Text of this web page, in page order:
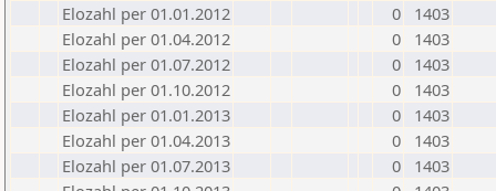
Elozahl per 01.01.2012
0
1403
Elozahl per 01.04.2012
0
1403
Elozahl per 01.07.2012
0
1403
Elozahl per 01.10.2012
0
1403
Elozahl per 01.01.2013
0
1403
Elozahl per 01.04.2013
0
1403
Elozahl per 01.07.2013
0
1403